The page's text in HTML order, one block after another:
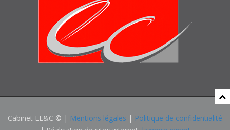
Cabinet LE&C © | Mentions légales | Politique de confidentialité